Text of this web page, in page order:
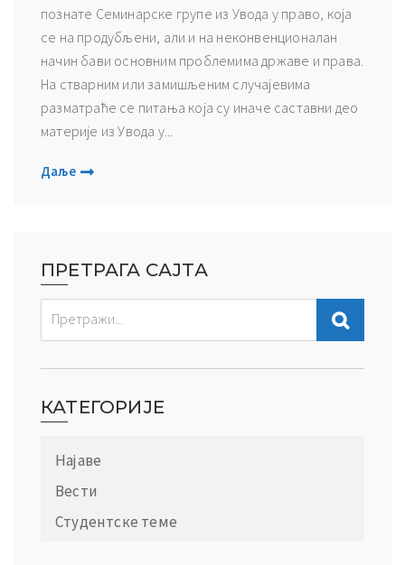
познате Семинарске групе из Увода у право, која
се на продубљени, али и на неконвенционалан
начин бави основним проблемима државе и права.
На стварним или замишљеним случајевима
разматраће се питања која су иначе саставни део
материје из Увода у...
Даље
ПРЕТРАГА САЈТА
КАТЕГОРИЈЕ
Најаве
Вести
Студентске теме